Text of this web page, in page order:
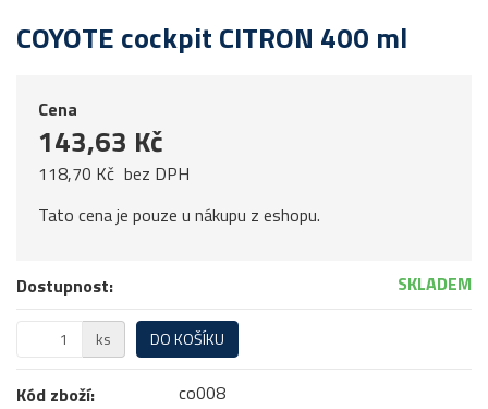
COYOTE cockpit CITRON 400 ml
Cena
143,63 Kč
118,70 Kč bez DPH
Tato cena je pouze u nákupu z eshopu.
Dostupnost: SKLADEM
ks DO KOŠÍKU
Kód zboží:
co008